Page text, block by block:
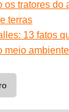
os tratores do
terras
13 fatos
meio